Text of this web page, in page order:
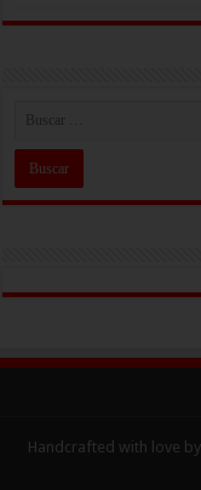
Handcrafted with love